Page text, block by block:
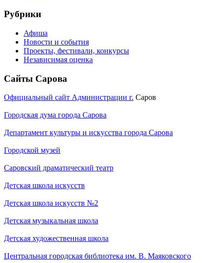
Рубрики
Афиша
Новости и события
Проекты, фестивали, конкурсы
Независимая оценка
Сайты Сарова
Официальный сайт Администрации г. Саров
Городская дума города Сарова
Департамент культуры и искусства города Сарова
Городской музей
Саровский драматический театр
Детская школа искусств
Детская школа искусств №2
Детская музыкальная школа
Детская художественная школа
Центральная городская библиотека им. В. Маяковского